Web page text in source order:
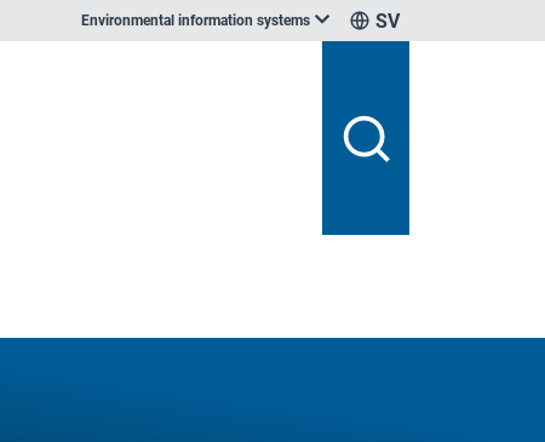
Environmental information systems SV